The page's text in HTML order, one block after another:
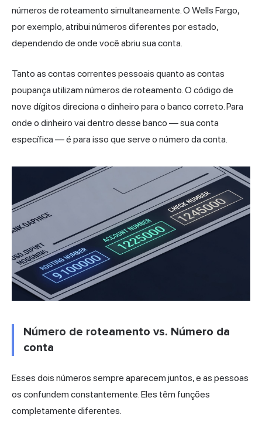
números de roteamento simultaneamente. O Wells Fargo,
por exemplo, atribui números diferentes por estado,
dependendo de onde você abriu sua conta.
Tanto as contas correntes pessoais quanto as contas
poupança utilizam números de roteamento. O código de
nove dígitos direciona o dinheiro para o banco correto. Para
onde o dinheiro vai dentro desse banco — sua conta
específica — é para isso que serve o número da conta.
Número de roteamento vs. Número da
conta
Esses dois números sempre aparecem juntos, e as pessoas
os confundem constantemente. Eles têm funções
completamente diferentes.